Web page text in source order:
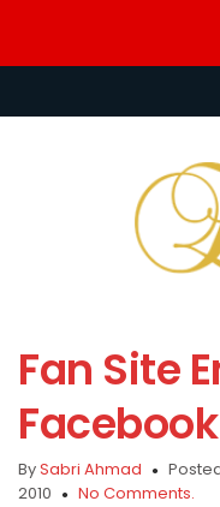
Fan Site
Facebook
BySabri Ahmad
2010
No Comments.